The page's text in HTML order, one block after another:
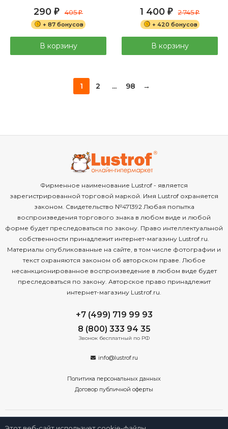
290 ₽ 405₽
+ 87 бонусов
В корзину
1 400 ₽ 2 745₽
+ 420 бонусов
В корзину
1 2 ... 98 →
Фирменное наименование Lustrof - является
зарегистрированной торговой маркой. Имя Lustrof охраняется
законом. Свидетельство №471392 Любая попытка
воспроизведения торгового знака в любом виде и любой
форме будет преследоваться по закону. Право интеллектуальной
собственности принадлежит интернет-магазину Lustrof.ru.
Материалы опубликованные на сайте, в том числе фотографии и
текст охраняются законом об авторском праве. Любое
несанкционированное воспроизведение в любом виде будет
преследоваться по закону. Авторское право принадлежит
интернет-магазину Lustrof.ru.
+7 (499) 719 99 93
8 (800) 333 94 35
Звонок бесплатный по РФ
info@lustrof.ru
Политика персональных данных
Договор публичной оферты